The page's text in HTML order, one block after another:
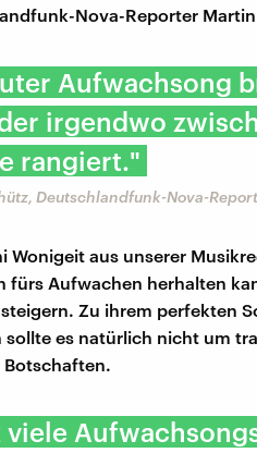
Nova-Reporter
Aufwachsong
irgendwo
rangiert."
Deutschlandfunk-Nova-
Wonigeit aus unserer
fürs Aufwachen herhalten
Zu ihrem perfekten
sollte es natürlich nicht um
viele